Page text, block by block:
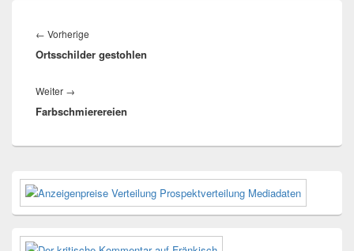
← Vorherige
Beitrag:
Ortsschilder gestohlen
Weiter →
Beitrag:
Farbschmierereien
Primärer
Seitenleisten-
Widgetbereich